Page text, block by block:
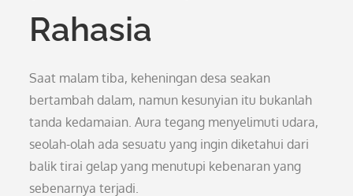
Rahasia
Saat malam tiba, keheningan desa seakan
bertambah dalam, namun kesunyian itu bukanlah
tanda kedamaian. Aura tegang menyelimuti udara,
seolah-olah ada sesuatu yang ingin diketahui dari
balik tirai gelap yang menutupi kebenaran yang
sebenarnya terjadi.